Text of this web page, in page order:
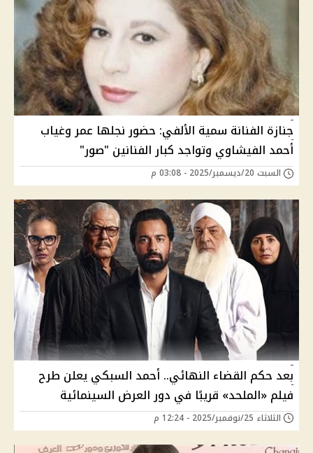
جنازة الفنانة سمية الألفي: حضور نجلها عمر وغياب
أحمد الفيشاوي وتواجد كبار الفنانين "صور"
السبت 20/ديسمبر/2025 - 03:08 م
بعد حكم القضاء النهائي.. أحمد السبكي يعلن طرح
فيلم «الملحد» قريبًا في دور العرض السينمائية
الثلاثاء 25/نوفمبر/2025 - 12:24 م